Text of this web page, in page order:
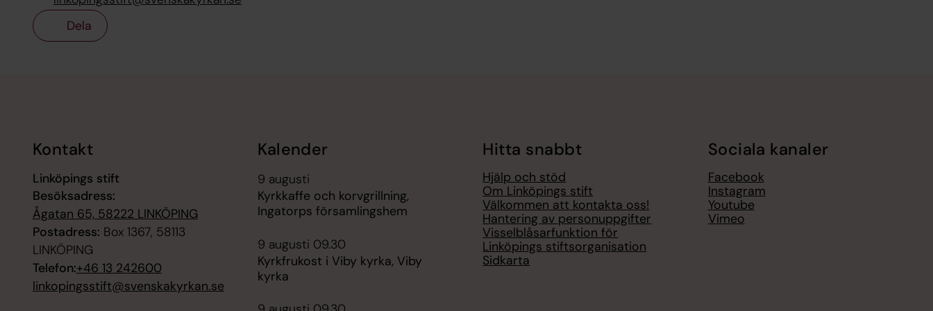
Dela
Kontakt
Linköpings stift
Besöksadress:
Ågatan 65, 58222 LINKÖPING
Postadress: Box 1367, 58113
LINKÖPING
Telefon:+46 13 242600
linkopingsstift@svenskakyrkan.se
Kalender
9 augusti
Kyrkkaffe och korvgrillning,
Ingatorps församlingshem
9 augusti 09.30
Kyrkfrukost i Viby kyrka, Viby
kyrka
Hitta snabbt
Hjälp och stöd
Om Linköpings stift
Välkommen att kontakta oss!
Hantering av personuppgifter
Visselblåsarfunktion för
Linköpings stiftsorganisation
Sidkarta
Sociala kanaler
Facebook
Instagram
Youtube
Vimeo